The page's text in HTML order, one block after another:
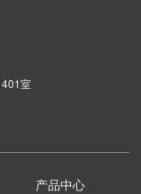
室
产品中心